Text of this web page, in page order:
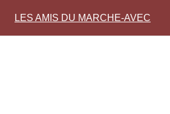
LES AMIS DU MARCHE-AVEC